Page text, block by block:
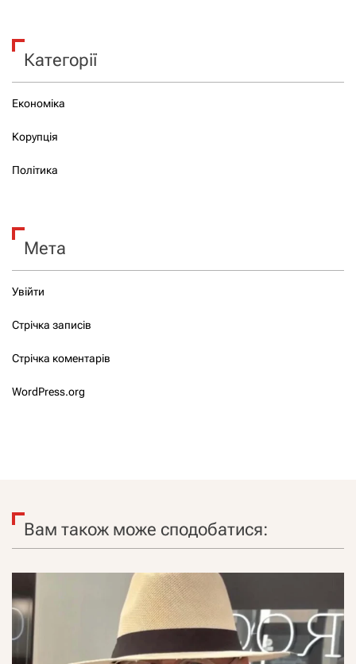
Категорії
Економіка
Корупція
Політика
Мета
Увійти
Стрічка записів
Стрічка коментарів
WordPress.org
Вам також може сподобатися: